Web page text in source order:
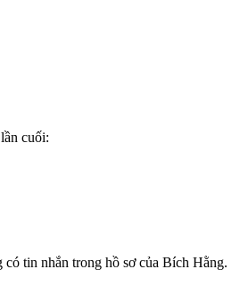
cuối:
có tin nhắn trong hồ sơ của Bích Hằng.